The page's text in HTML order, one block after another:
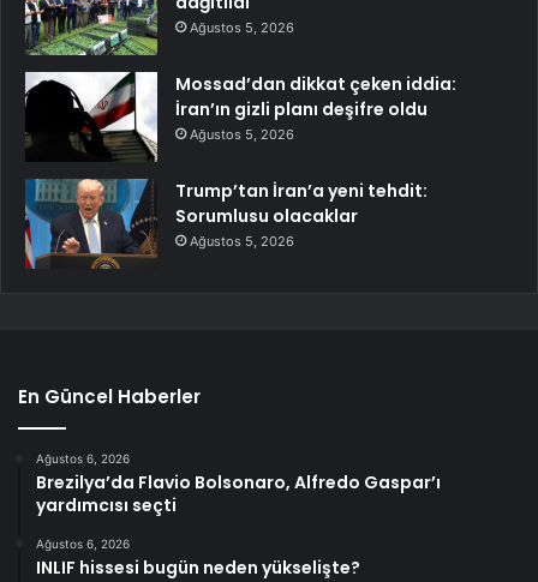
Ağustos 5, 2026
Mossad’dan dikkat çeken iddia:
İran’ın gizli planı deşifre oldu
Ağustos 5, 2026
Trump’tan İran’a yeni tehdit:
Sorumlusu olacaklar
Ağustos 5, 2026
En Güncel Haberler
Ağustos 6, 2026
Brezilya’da Flavio Bolsonaro, Alfredo Gaspar’ı
yardımcısı seçti
Ağustos 6, 2026
INLIF hissesi bugün neden yükselişte?